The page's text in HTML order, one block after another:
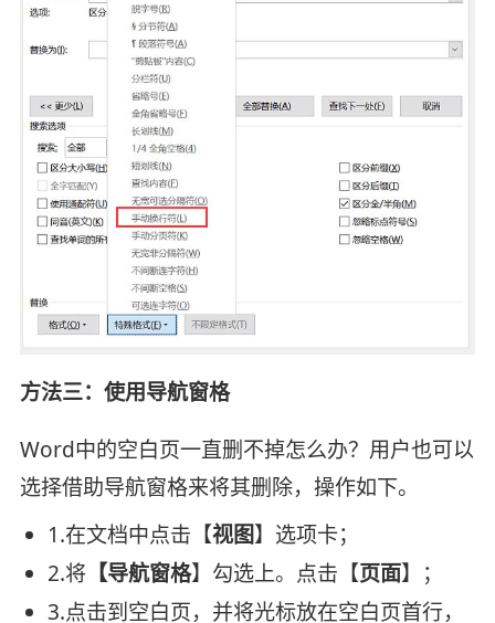
方法三：使用导航窗格
Word中的空白页一直删不掉怎么办？用户也可以
选择借助导航窗格来将其删除，操作如下。
1.在文档中点击【视图】选项卡；
2.将【导航窗格】勾选上。点击【页面】；
3.点击到空白页，并将光标放在空白页首行，